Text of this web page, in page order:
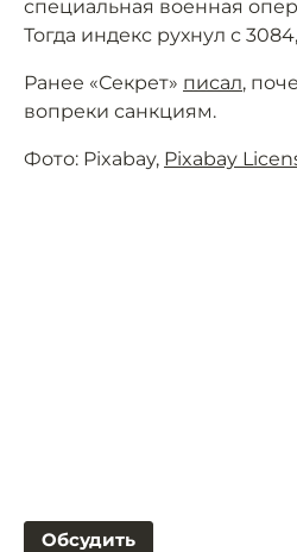
специальная военная
Тогда индекс рухнул с
Ранее «Секрет» писал,
вопреки санкциям.
Фото: Pixabay, Pixabay
Обсудить